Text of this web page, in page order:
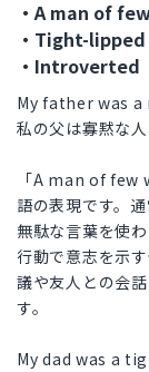
・A man of
・Tight-lipped
・Introverted
My father was
私の父は寡黙な人
「A man of few
語の表現です。
無駄な言葉を使
行動で意志を示
議や友人との会
す。
My dad was a